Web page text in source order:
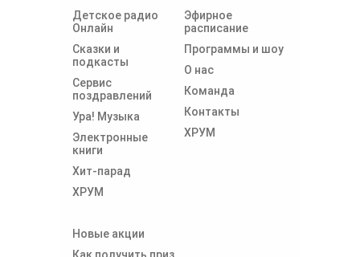
Детское радио
Онлайн
Сказки и
подкасты
Сервис
поздравлений
Ура! Музыка
Электронные
книги
Хит-парад
ХРУМ
Эфирное
расписание
Программы и шоу
О нас
Команда
Контакты
ХРУМ
Новые акции
Как получить приз